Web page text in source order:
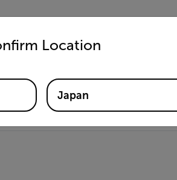
は±1°C(±1.8°F)、温度範囲100°C超
Location
the options below to access the
Japan